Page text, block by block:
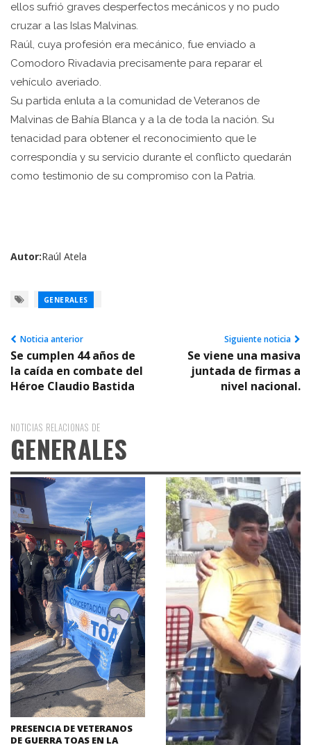
ellos sufrió graves desperfectos mecánicos y no pudo
cruzar a las Islas Malvinas.
Raúl, cuya profesión era mecánico, fue enviado a
Comodoro Rivadavia precisamente para reparar el
vehículo averiado.
Su partida enluta a la comunidad de Veteranos de
Malvinas de Bahía Blanca y a la de toda la nación. Su
tenacidad para obtener el reconocimiento que le
correspondía y su servicio durante el conflicto quedarán
como testimonio de su compromiso con la Patria.
Autor:Raúl Atela
GENERALES
Noticia anterior
Se cumplen 44 años de
la caída en combate del
Héroe Claudio Bastida
Siguiente noticia
Se viene una masiva
juntada de firmas a
nivel nacional.
NOTICIAS RELACIONAS DE
GENERALES
PRESENCIA DE VETERANOS
DE GUERRA TOAS EN LA